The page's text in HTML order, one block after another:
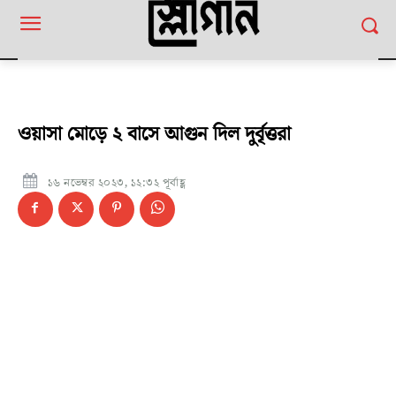
ওয়াসা মোড়ে ২ বাসে আগুন দিল দুর্বৃত্তরা
১৬ নভেম্বর ২০২৩, ১২:৩২ পূর্বাহ্ণ